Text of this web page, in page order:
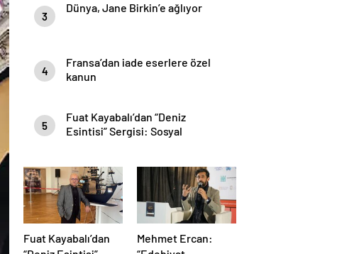
3
Dünya, Jane Birkin’e ağlıyor
4
Fransa’dan iade eserlere özel
kanun
5
Fuat Kayabalı’dan “Deniz
Esintisi” Sergisi: Sosyal
Fuat Kayabalı’dan
Mehmet Ercan: